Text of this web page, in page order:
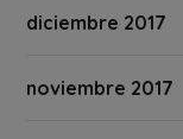
diciembre 2017
noviembre 2017